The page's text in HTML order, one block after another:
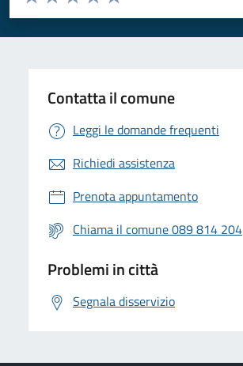
Valuta 5 stelle su 5
Valuta 4 stelle su 5
Valuta 3 stelle su 5
Valuta 2 stelle su 5
Valuta 1 stelle su 5
Contatta il comune
Leggi le domande frequenti
Richiedi assistenza
Prenota appuntamento
Chiama il comune 089 814 204
Problemi in città
Segnala disservizio